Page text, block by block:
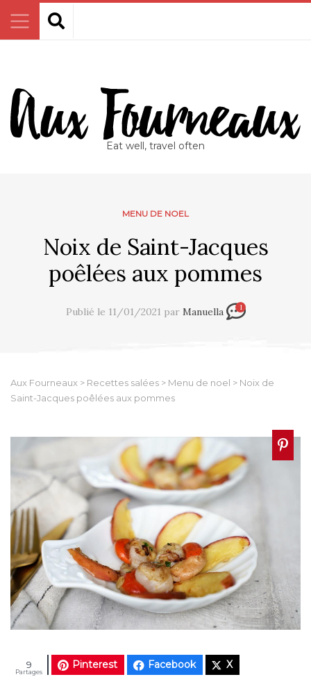
Eat well, travel often
MENU DE NOEL
Noix de Saint-Jacques
poêlées aux pommes
Publié le 11/01/2021 par Manuella 1
Aux Fourneaux > Recettes salées > Menu de noel > Noix de
Saint-Jacques poêlées aux pommes
Pinterest Facebook
X
Partages
9